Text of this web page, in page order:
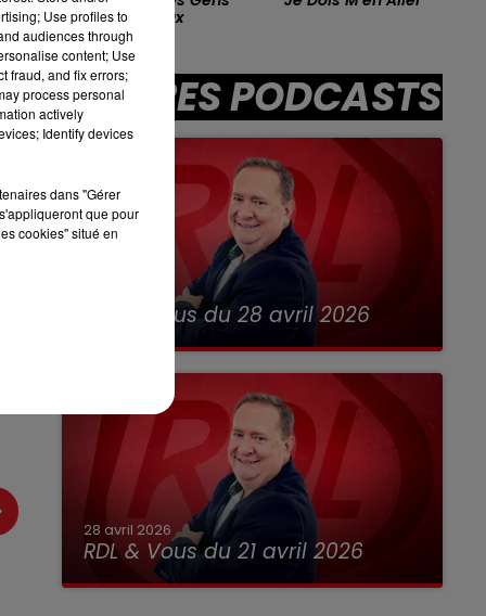
LES APRÈS-MIDI QUI CHANTENT
Heureux
AUTRES PODCASTS
RDL & Vous du 28 avril 2026
28 avril 2026
RDL & Vous du 21 avril 2026
Use profiles to
audiences through
content; Use
fraud, and fix errors;
process personal
actively
Identify devices
dans "Gérer
que pour
cookies" situé en